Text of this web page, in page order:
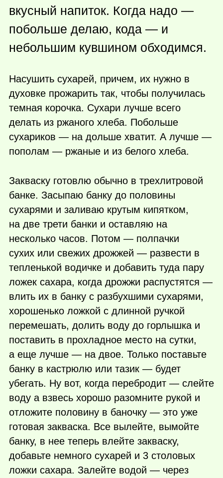
вкусный напиток. Когда надо —
побольше делаю, кода — и
небольшим кувшином обходимся.
Насушить сухарей, причем, их нужно в
духовке прожарить так, чтобы получилась
темная корочка. Сухари лучше всего
делать из ржаного хлеба. Побольше
сухариков — на дольше хватит. А лучше —
пополам — ржаные и из белого хлеба.
Закваску готовлю обычно в трехлитровой
банке. Засыпаю банку до половины
сухарями и заливаю крутым кипятком,
на две трети банки и оставляю на
несколько часов. Потом — полпачки
сухих или свежих дрожжей — развести в
тепленькой водичке и добавить туда пару
ложек сахара, когда дрожжи распустятся —
влить их в банку с разбухшими сухарями,
хорошенько ложкой с длинной ручкой
перемешать, долить воду до горлышка и
поставить в прохладное место на сутки,
а еще лучше — на двое. Только поставьте
банку в кастрюлю или тазик — будет
убегать. Ну вот, когда перебродит — слейте
воду а взвесь хорошо разомните рукой и
отложите половину в баночку — это уже
готовая закваска. Все вылейте, вымойте
банку, в нее теперь влейте закваску,
добавьте немного сухарей и 3 столовых
ложки сахара. Залейте водой — через